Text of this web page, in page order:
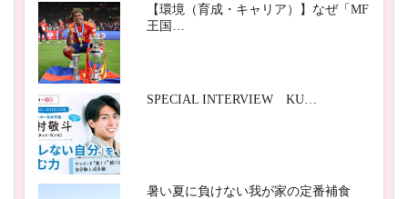
【環境（育成・キャリア）】なぜ「MF
王国…
SPECIAL INTERVIEW KU…
暑い夏に負けない我が家の定番補食